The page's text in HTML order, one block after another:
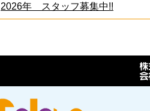
2026年 スタッフ募集中!!